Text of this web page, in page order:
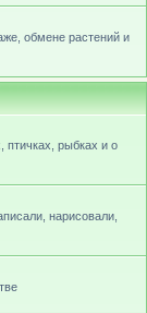
обмене растений и
рыбках и о
нарисовали,